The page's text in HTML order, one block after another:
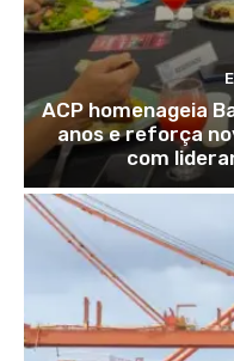
ACP homenageia
anos e reforça
com